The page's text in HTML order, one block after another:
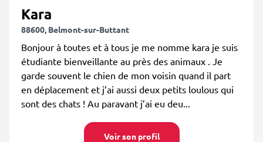
Kara
88600, Belmont-sur-Buttant
Bonjour à toutes et à tous je me nomme kara je suis
étudiante bienveillante au près des animaux . Je
garde souvent le chien de mon voisin quand il part
en déplacement et j’ai aussi deux petits loulous qui
sont des chats ! Au paravant j’ai eu deu...
Voir son profil